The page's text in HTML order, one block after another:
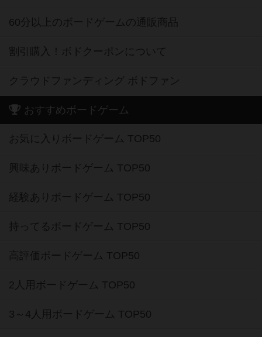
60分以上のボードゲームの通販商品
割引購入！ボドクーポンについて
クラウドファンディング ボドファン
おすすめボードゲーム
お気に入りボードゲーム TOP50
興味ありボードゲーム TOP50
経験ありボードゲーム TOP50
持ってるボードゲーム TOP50
高評価ボードゲーム TOP50
2人用ボードゲーム TOP50
3～4人用ボードゲーム TOP50